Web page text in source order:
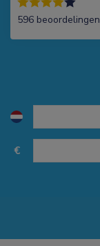
596 beoordelingen
€